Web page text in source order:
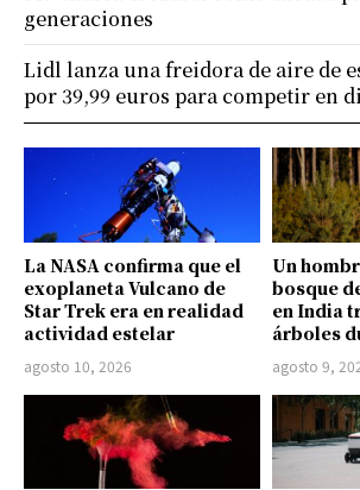
La NASA confirma que el
exoplaneta Vulcano de
Star Trek era en realidad
actividad estelar
agosto 10, 2026
Un
bosque
en India
árboles
agosto 9,
generaciones
Lidl lanza una freidora de aire de
por 39,99 euros para competir en